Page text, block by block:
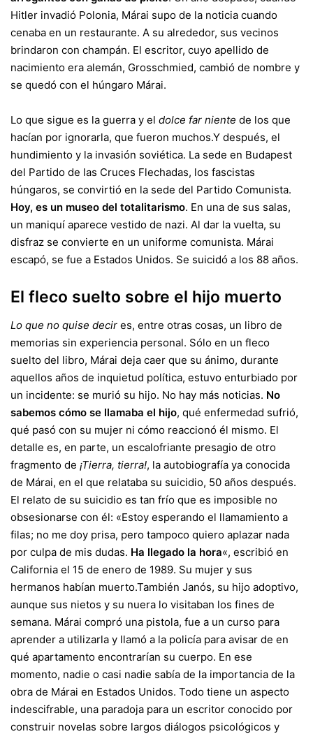
Hitler invadió Polonia, Márai supo de la noticia cuando
cenaba en un restaurante. A su alrededor, sus vecinos
brindaron con champán. El escritor, cuyo apellido de
nacimiento era alemán, Grosschmied, cambió de nombre y
se quedó con el húngaro Márai.
Lo que sigue es la guerra y el dolce far niente de los que
hacían por ignorarla, que fueron muchos.Y después, el
hundimiento y la invasión soviética. La sede en Budapest
del Partido de las Cruces Flechadas, los fascistas
húngaros, se convirtió en la sede del Partido Comunista.
Hoy, es un museo del totalitarismo. En una de sus salas,
un maniquí aparece vestido de nazi. Al dar la vuelta, su
disfraz se convierte en un uniforme comunista. Márai
escapó, se fue a Estados Unidos. Se suicidó a los 88 años.
El fleco suelto sobre el hijo muerto
Lo que no quise decir es, entre otras cosas, un libro de
memorias sin experiencia personal. Sólo en un fleco
suelto del libro, Márai deja caer que su ánimo, durante
aquellos años de inquietud política, estuvo enturbiado por
un incidente: se murió su hijo. No hay más noticias. No
sabemos cómo se llamaba el hijo, qué enfermedad sufrió,
qué pasó con su mujer ni cómo reaccionó él mismo. El
detalle es, en parte, un escalofriante presagio de otro
fragmento de ¡Tierra, tierra!, la autobiografía ya conocida
de Márai, en el que relataba su suicidio, 50 años después.
El relato de su suicidio es tan frío que es imposible no
obsesionarse con él: «Estoy esperando el llamamiento a
filas; no me doy prisa, pero tampoco quiero aplazar nada
por culpa de mis dudas. Ha llegado la hora«, escribió en
California el 15 de enero de 1989. Su mujer y sus
hermanos habían muerto.También Janós, su hijo adoptivo,
aunque sus nietos y su nuera lo visitaban los fines de
semana. Márai compró una pistola, fue a un curso para
aprender a utilizarla y llamó a la policía para avisar de en
qué apartamento encontrarían su cuerpo. En ese
momento, nadie o casi nadie sabía de la importancia de la
obra de Márai en Estados Unidos. Todo tiene un aspecto
indescifrable, una paradoja para un escritor conocido por
construir novelas sobre largos diálogos psicológicos y